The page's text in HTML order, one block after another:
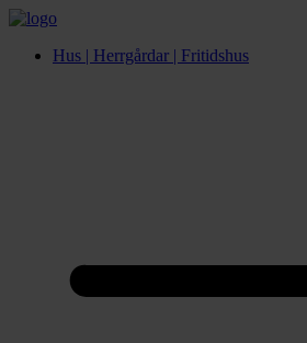
Hus | Herrgårdar | Fritidshus